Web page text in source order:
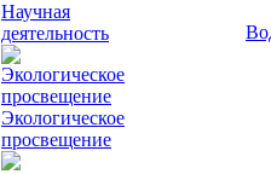
Научная
деятельность
Экологическое
просвещение